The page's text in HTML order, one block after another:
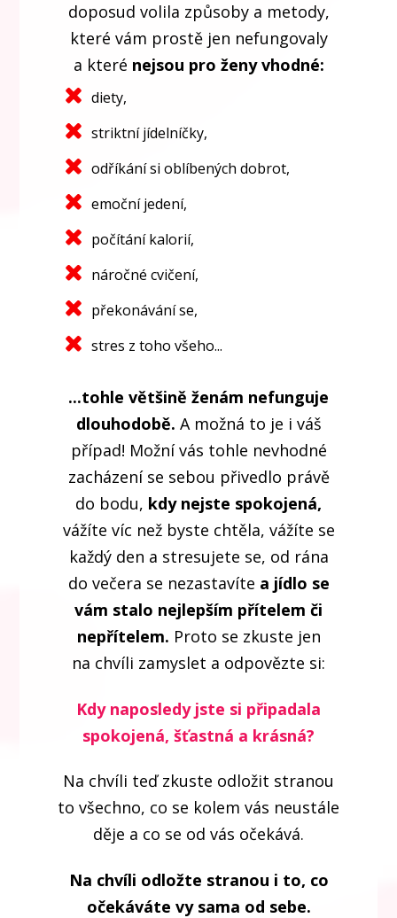
doposud volila způsoby a metody,
které vám prostě jen nefungovaly
a které nejsou pro ženy vhodné:
diety,
striktní jídelníčky,
odříkání si oblíbených dobrot,
emoční jedení,
počítání kalorií,
náročné cvičení,
překonávání se,
stres z toho všeho...
...tohle většině ženám nefunguje
dlouhodobě. A možná to je i váš
případ! Možní vás tohle nevhodné
zacházení se sebou přivedlo právě
do bodu, kdy nejste spokojená,
vážíte víc než byste chtěla, vážíte se
každý den a stresujete se, od rána
do večera se nezastavíte a jídlo se
vám stalo nejlepším přítelem či
nepřítelem. Proto se zkuste jen
na chvíli zamyslet a odpovězte si:
Kdy naposledy jste si připadala
spokojená, šťastná a krásná?
Na chvíli teď zkuste odložit stranou
to všechno, co se kolem vás neustále
děje a co se od vás očekává.
Na chvíli odložte stranou i to, co
očekáváte vy sama od sebe.